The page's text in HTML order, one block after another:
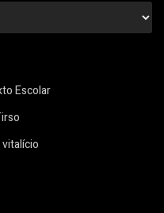
Escolar